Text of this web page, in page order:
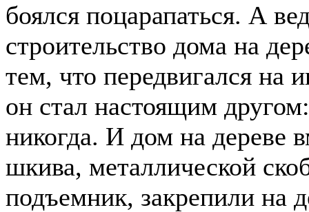
боялся поцарапаться. А
строительство дома на
тем, что передвигался на
он стал настоящим
никогда. И дом на дереве
шкива, металлической
подъемник, закрепили на